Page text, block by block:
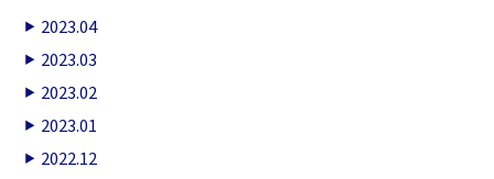
2023.04
2023.03
2023.02
2023.01
2022.12